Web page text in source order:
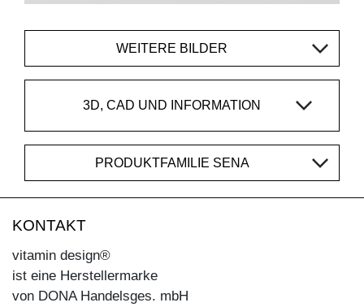
WEITERE BILDER
3D, CAD UND INFORMATION
PRODUKTFAMILIE SENA
KONTAKT
vitamin design®
ist eine Herstellermarke
von DONA Handelsges. mbH